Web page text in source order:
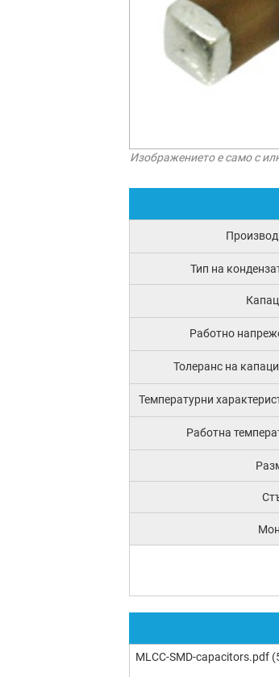
Изображението е само с
Тип на
Работно
Толеранс на
Температурни
Работна
MLCC-SMD-capacitors.pdf